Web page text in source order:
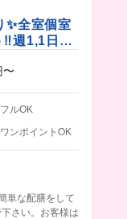
✨全室個室
週1,1日3h
〜
ルOK
ンポイントOK
単な配膳をして
さい。お客様は